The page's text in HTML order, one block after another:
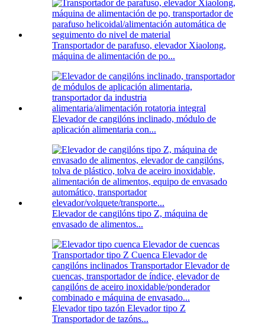
Transportador de parafuso, elevador Xiaolong,
máquina de alimentación de po...
Elevador de cangilóns inclinado, módulo de
aplicación alimentaria con...
Elevador de cangilóns tipo Z, máquina de
envasado de alimentos...
Elevador tipo tazón Elevador tipo Z
Transportador de tazóns...